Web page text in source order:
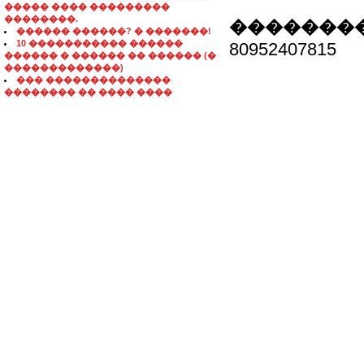
����� ���� ���������
��������.
������ ������? � �������!
10 ����������� ������
������ � ������ �� ������ (�
�������������)
��� ��������������
�������� �� ���� ����
80952407815